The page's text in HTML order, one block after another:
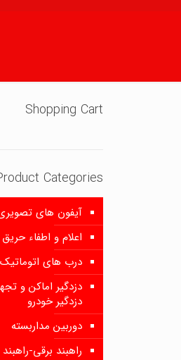
Shopping Cart
Categories
آیفون های
اعلام و اطفاء حریق
درب های اتوماتیک
دزدگیر اماکن و
دزدگیر خودرو
دوربین مداربسته
راهبند برقی-